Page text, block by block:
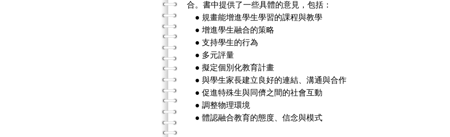
合。書中提供了一些具體的意見，包括：
● 規畫能增進學生學習的課程與教學
● 增進學生融合的策略
● 支持學生的行為
● 多元評量
● 擬定個別化教育計畫
● 與學生家長建立良好的連結、溝通與合作
● 促進特殊生與同儕之間的社會互動
● 調整物理環境
● 體認融合教育的態度、信念與模式